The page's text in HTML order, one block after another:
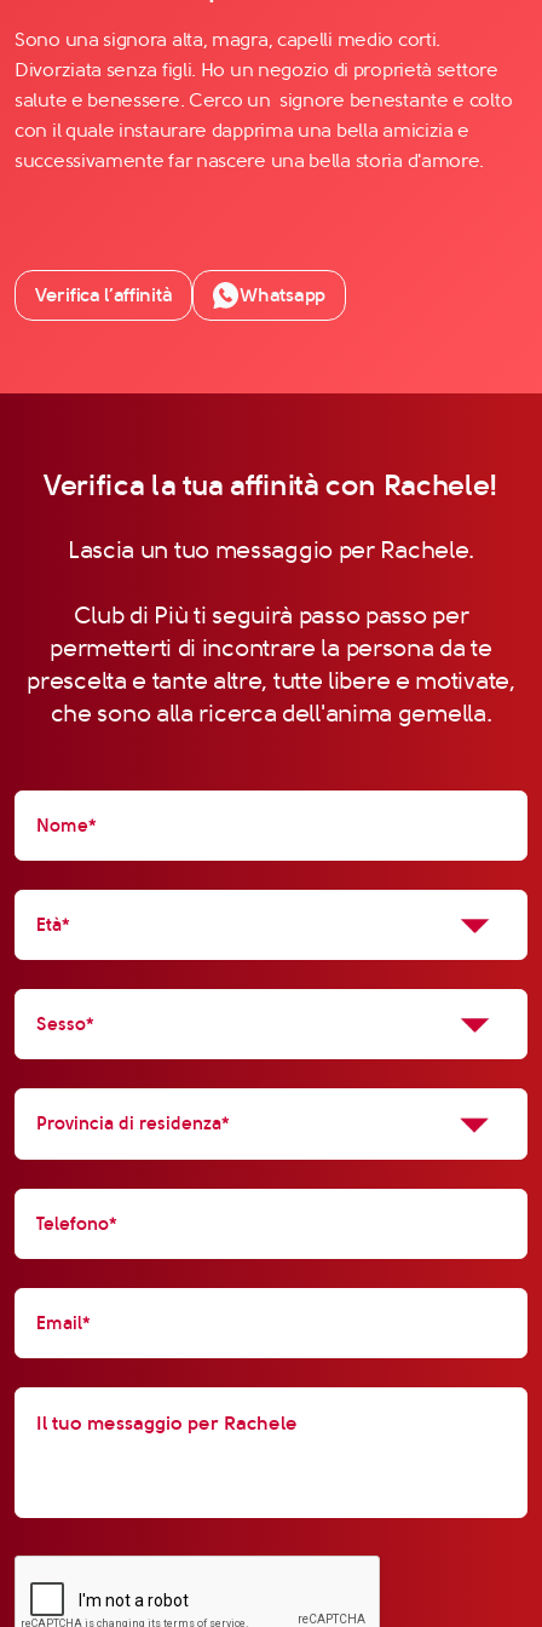
Sono una signora alta, magra, capelli medio corti.
Divorziata senza figli. Ho un negozio di proprietà settore
salute e benessere. Cerco un signore benestante e colto
con il quale instaurare dapprima una bella amicizia e
successivamente far nascere una bella storia d'amore.
Verifica l’affinità Whatsapp
Verifica la tua affinità con Rachele!
Lascia un tuo messaggio per Rachele.
Club di Più ti seguirà passo passo per
permetterti di incontrare la persona da te
prescelta e tante altre, tutte libere e motivate,
che sono alla ricerca dell'anima gemella.